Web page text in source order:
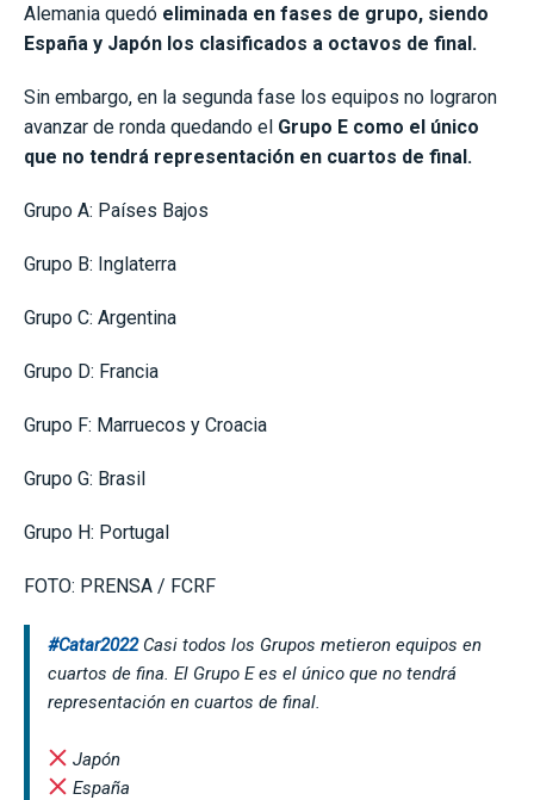
Alemania quedó eliminada en fases de grupo, siendo
España y Japón los clasificados a octavos de final.
Sin embargo, en la segunda fase los equipos no lograron
avanzar de ronda quedando el Grupo E como el único
que no tendrá representación en cuartos de final.
Grupo A: Países Bajos
Grupo B: Inglaterra
Grupo C: Argentina
Grupo D: Francia
Grupo F: Marruecos y Croacia
Grupo G: Brasil
Grupo H: Portugal
FOTO: PRENSA / FCRF
#Catar2022Casi todos los Grupos metieron equipos en
cuartos de fina. El Grupo E es el único que no tendrá
representación en cuartos de final.
Japón
España